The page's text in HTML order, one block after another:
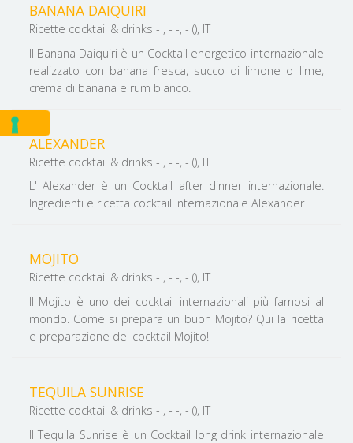
BANANA DAIQUIRI
Ricette cocktail & drinks - , - -, - (), IT
Il Banana Daiquiri è un Cocktail energetico internazionale
realizzato con banana fresca, succo di limone o lime,
crema di banana e rum bianco.
ALEXANDER
Ricette cocktail & drinks - , - -, - (), IT
L' Alexander è un Cocktail after dinner internazionale.
Ingredienti e ricetta cocktail internazionale Alexander
MOJITO
Ricette cocktail & drinks - , - -, - (), IT
Il Mojito è uno dei cocktail internazionali più famosi al
mondo. Come si prepara un buon Mojito? Qui la ricetta
e preparazione del cocktail Mojito!
TEQUILA SUNRISE
Ricette cocktail & drinks - , - -, - (), IT
Il Tequila Sunrise è un Cocktail long drink internazionale